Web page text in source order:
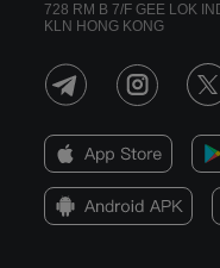
728 RM B 7/F GEE LOK
KLN HONG KONG